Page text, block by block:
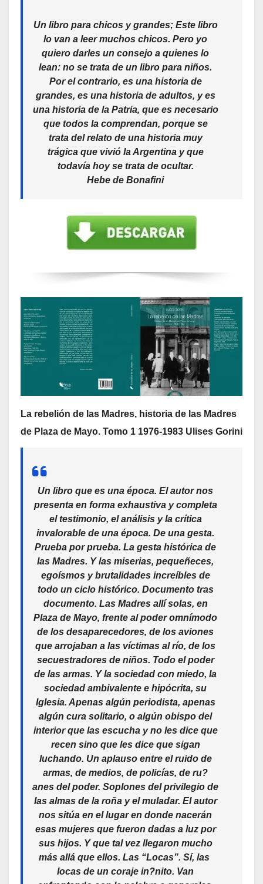
Un libro para chicos y grandes; Este libro
lo van a leer muchos chicos. Pero yo
quiero darles un consejo a quienes lo
lean: no se trata de un libro para niños.
Por el contrario, es una historia de
grandes, es una historia de adultos, y es
una historia de la Patria, que es necesario
que todos la comprendan, porque se
trata del relato de una historia muy
trágica que vivió la Argentina y que
todavía hoy se trata de ocultar.
Hebe de Bonafini
La rebelión de las Madres, historia de las Madres
de Plaza de Mayo. Tomo 1 1976-1983 Ulises Gorini
Un libro que es una época. El autor nos
presenta en forma exhaustiva y completa
el testimonio, el análisis y la crítica
invalorable de una época. De una gesta.
Prueba por prueba. La gesta histórica de
las Madres. Y las miserias, pequeñeces,
egoísmos y brutalidades increíbles de
todo un ciclo histórico. Documento tras
documento. Las Madres allí solas, en
Plaza de Mayo, frente al poder omnímodo
de los desaparecedores, de los aviones
que arrojaban a las víctimas al río, de los
secuestradores de niños. Todo el poder
de las armas. Y la sociedad con miedo, la
sociedad ambivalente e hipócrita, su
Iglesia. Apenas algún periodista, apenas
algún cura solitario, o algún obispo del
interior que las escucha y no les dice que
recen sino que les dice que sigan
luchando. Un aplauso entre el ruido de
armas, de medios, de policías, de ru?
anes del poder. Soplones del privilegio de
las almas de la roña y el muladar. El autor
nos sitúa en el lugar en donde nacerán
esas mujeres que fueron dadas a luz por
sus hijos. Y que tal vez llegaron mucho
más allá que ellos. Las “Locas”. Sí, las
locas de un coraje in?nito. Van